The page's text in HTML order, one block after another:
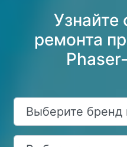
Узнайте
ремонта